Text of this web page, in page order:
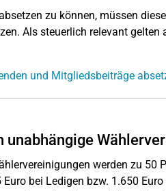
zu können, müssen
Als steuerlich relevant
und Mitgliedsbeiträge
unabhängige
werden zu 50
bei Ledigen bzw. 1.650